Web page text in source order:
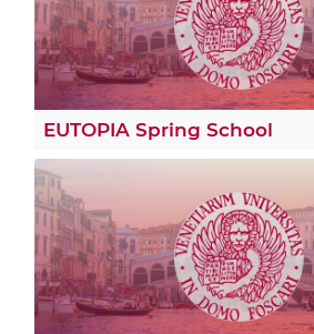
EUTOPIA Spring School